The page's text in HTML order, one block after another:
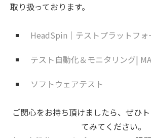
取り扱っております。
HeadSpin｜テストプラットフォ
テスト自動化＆モニタリング|
ソフトウェアテスト
ご関心をお持ち頂けましたら、ぜひ
てみてください。